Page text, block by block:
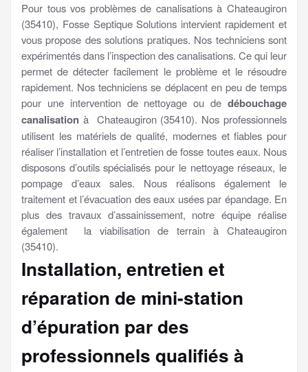
Pour tous vos problèmes de canalisations à Chateaugiron
(35410), Fosse Septique Solutions intervient rapidement et
vous propose des solutions pratiques. Nos techniciens sont
expérimentés dans l’inspection des canalisations. Ce qui leur
permet de détecter facilement le problème et le résoudre
rapidement. Nos techniciens se déplacent en peu de temps
pour une intervention de nettoyage ou de débouchage
canalisation à Chateaugiron (35410). Nos professionnels
utilisent les matériels de qualité, modernes et fiables pour
réaliser l’installation et l’entretien de fosse toutes eaux. Nous
disposons d’outils spécialisés pour le nettoyage réseaux, le
pompage d’eaux sales. Nous réalisons également le
traitement et l’évacuation des eaux usées par épandage. En
plus des travaux d’assainissement, notre équipe réalise
également la viabilisation de terrain à Chateaugiron
(35410).
Installation, entretien et
réparation de mini-station
d’épuration par des
professionnels qualifiés à